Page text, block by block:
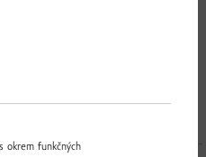
okrem funkčných